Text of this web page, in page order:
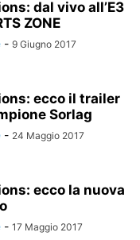
dal vivo all’E3
ZONE
- 9 Giugno 2017
ecco il trailer
Sorlag
- 24 Maggio 2017
ecco la nuova
- 17 Maggio 2017